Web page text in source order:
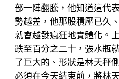
部一陣翻騰，他知道這代
勢越差，他那股積壓已久
就會越發瘋狂地實體化。
跌至百分之二十，張水瓶
了巨大的、形狀是林天秤
必須在今天結束前，將林